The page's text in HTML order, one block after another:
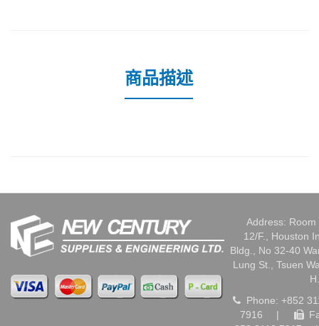
商品描述
Address: Room
12/F., Houston
Bldg., No 32-40
Lung St., Tsuen
Phone: +852
7916
|